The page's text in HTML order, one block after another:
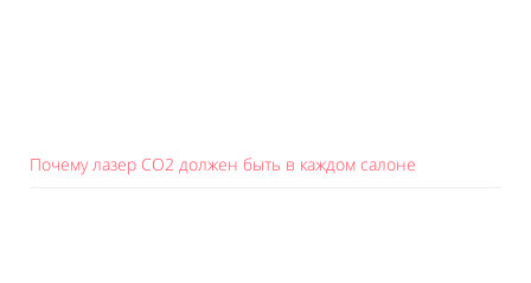
Почему лазер СО2 должен быть в каждом салоне